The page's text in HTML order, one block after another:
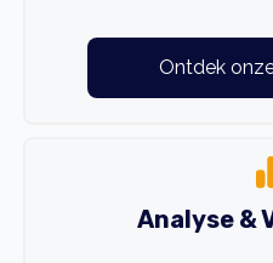
Ontdek
Analyse &